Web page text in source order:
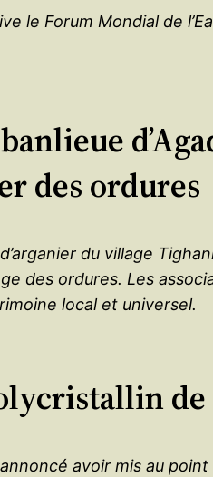
le Forum Mondial de
des ordures
du village
des ordures. Les
local et universel.
de
avoir mis au